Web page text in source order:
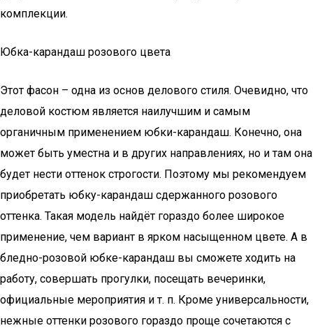
комплекции.
Юбка-карандаш розового цвета
Этот фасон – одна из основ делового стиля. Очевидно, что
деловой костюм является наилучшим и самым
органичным применением юбки-карандаш. Конечно, она
может быть уместна и в других направлениях, но и там она
будет нести оттенок строгости. Поэтому мы рекомендуем
приобретать юбку-карандаш сдержанного розового
оттенка. Такая модель найдёт гораздо более широкое
применение, чем вариант в ярком насыщенном цвете. А в
бледно-розовой юбке-карандаш вы сможете ходить на
работу, совершать прогулки, посещать вечеринки,
официальные мероприятия и т. п. Кроме универсальности,
нежные оттенки розового гораздо проще сочетаются с